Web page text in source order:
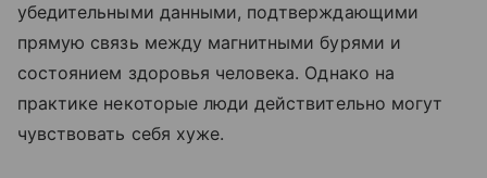
убедительными данными, подтверждающими
прямую связь между магнитными бурями и
состоянием здоровья человека. Однако на
практике некоторые люди действительно могут
чувствовать себя хуже.